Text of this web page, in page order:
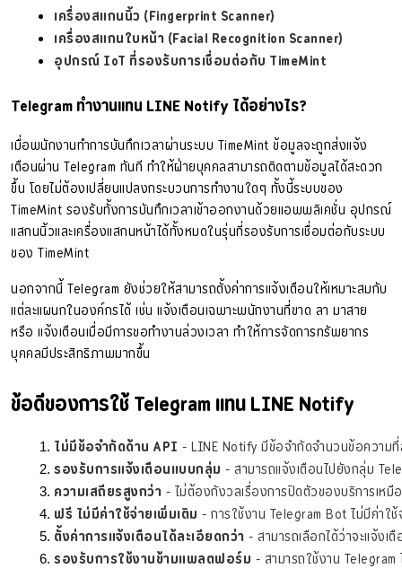
เครื่องสแกนนิ้ว (Fingerprint Scanner)
เครื่องสแกนใบหน้า (Facial Recognition Scanner)
อุปกรณ์ IoT ที่รองรับการเชื่อมต่อกับ TimeMint
Telegram ทำงานแทน LINE Notify ได้อย่างไร?
เมื่อพนักงานทำการบันทึกเวลาผ่านระบบ TimeMint ข้อมูลจะถูกส่งแจ้ง
เตือนผ่าน Telegram ทันที ทำให้ฝ่ายบุคคลสามารถติดตามข้อมูลได้สะดวก
ขึ้น โดยไม่ต้องเปลี่ยนแปลงกระบวนการทำงานใดๆ ทั้งนี้ระบบของ
TimeMint รองรับทั้งการบันทึกเวลาเข้าออกงานด้วยแอพพลิเคชั่น อุปกรณ์
แสกนนิ้วและเครื่องแสกนหน้าได้ทั้งหมดในรุ่นที่รองรับการเชื่อมต่อกับระบบ
ของ TimeMint
นอกจากนี้ Telegram ยังช่วยให้สามารถตั้งค่าการแจ้งเตือนให้เหมาะสมกับ
แต่ละแผนกในองค์กรได้ เช่น แจ้งเตือนเฉพาะพนักงานที่ขาด ลา มาสาย
หรือ แจ้งเตือนเมื่อมีการขอทำงานล่วงเวลา ทำให้การจัดการทรัพยากร
บุคคลมีประสิทธิภาพมากขึ้น
ข้อดีของการใช้ Telegram แทน LINE Notify
ไม่มีข้อจำกัดด้าน API - LINE Notify มีข้อจำกัดจำนวนข้อความ
รองรับการแจ้งเตือนแบบกลุ่ม - สามารถแจ้งเตือนไปยังกลุ่ม
ความเสถียรสูงกว่า - ไม่ต้องกังวลเรื่องการปิดตัวของบริการเห
ฟรี ไม่มีค่าใช้จ่ายเพิ่มเติม - การใช้งาน Telegram Bot ไม่มีค่าใ
ตั้งค่าการแจ้งเตือนได้ละเอียดกว่า - สามารถเลือกได้ว่าจะแจ้ง
รองรับการใช้งานข้ามแพลตฟอร์ม - สามารถใช้งาน